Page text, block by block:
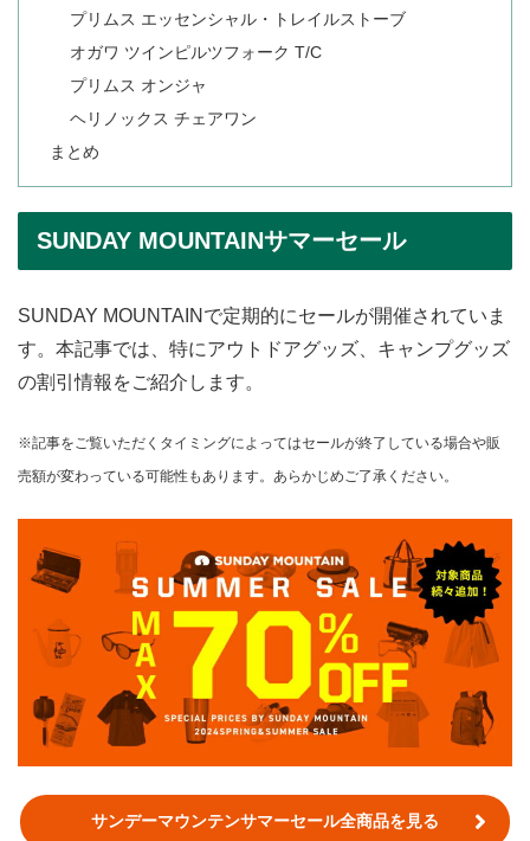
プリムス エッセンシャル・トレイルストーブ
オガワ ツインピルツフォーク T/C
プリムス オンジャ
ヘリノックス チェアワン
まとめ
SUNDAY MOUNTAINサマーセール
SUNDAY MOUNTAINで定期的にセールが開催されていま
す。本記事では、特にアウトドアグッズ、キャンプグッズ
の割引情報をご紹介します。
※記事をご覧いただくタイミングによってはセールが終了している場合や販
売額が変わっている可能性もあります。あらかじめご了承ください。
サンデーマウンテンサマーセール全商品を見る